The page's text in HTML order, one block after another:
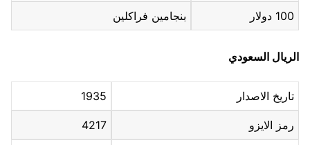
100 دولار بنجامين فراكلين
الريال السعودي
تاريخ الاصدار 1935
رمز الايزو 4217